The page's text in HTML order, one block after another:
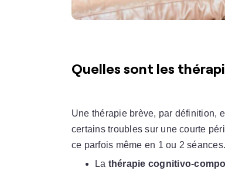
Quelles sont les
Une thérapie brève, par définition,
certains troubles sur une courte
ce parfois même en 1 ou 2
La thérapie cognitivo-